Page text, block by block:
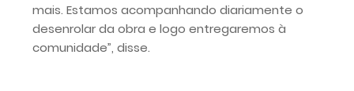
mais. Estamos acompanhando diariamente o
desenrolar da obra e logo entregaremos à
comunidade”, disse.